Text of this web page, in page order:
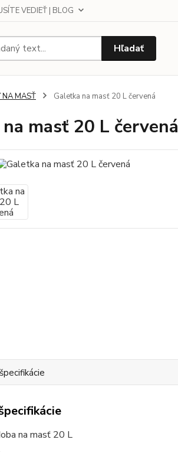
VEDIEŤ | BLOG
Hľadať
NA MASŤ Galetka na masť 20 L červená
masť 20 L červená
na masť 20 L